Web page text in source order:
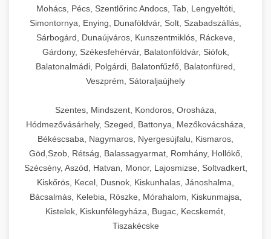
Mohács, Pécs, Szentlőrinc Andocs, Tab, Lengyeltóti,
Simontornya, Enying, Dunaföldvár, Solt, Szabadszállás,
Sárbogárd, Dunaújváros, Kunszentmiklós, Ráckeve,
Gárdony, Székesfehérvár, Balatonföldvár, Siófok,
Balatonalmádi, Polgárdi, Balatonfűzfő, Balatonfüred,
Veszprém, Sátoraljaújhely
Szentes, Mindszent, Kondoros, Orosháza,
Hódmezővásárhely, Szeged, Battonya, Mezőkovácsháza,
Békéscsaba, Nagymaros, Nyergesújfalu, Kismaros,
Göd,Szob, Rétság, Balassagyarmat, Romhány, Hollókő,
Szécsény, Aszód, Hatvan, Monor, Lajosmizse, Soltvadkert,
Kiskőrös, Kecel, Dusnok, Kiskunhalas, Jánoshalma,
Bácsalmás, Kelebia, Röszke, Mórahalom, Kiskunmajsa,
Kistelek, Kiskunfélegyháza, Bugac, Kecskemét,
Tiszakécske